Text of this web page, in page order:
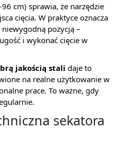
cm) sprawia, że narzędzie
cięcia. W praktyce oznacza
pozycją –
i wykonać cięcie w
jakością stali daje to
na realne użytkowanie w
prace. To ważne, gdy
sekatora